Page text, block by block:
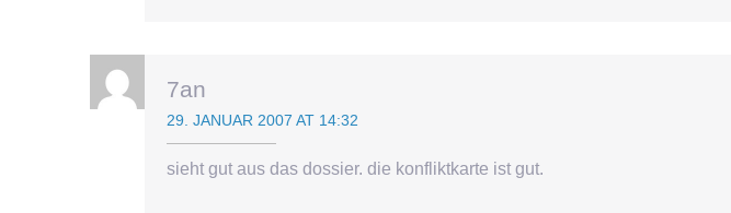
7an
29. JANUAR 2007 AT 14:32
sieht gut aus das dossier. die konfliktkarte ist gut.